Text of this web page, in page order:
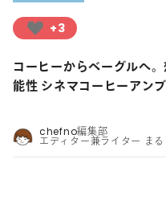
+3
コーヒーからベーグルへ
能性 シネマコーヒーアン
chefno編集部
エディター兼ライター まる